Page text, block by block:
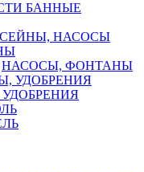
БАННЫЕ
НАСОСЫ
НАСОСЫ, ФОНТАНЫ